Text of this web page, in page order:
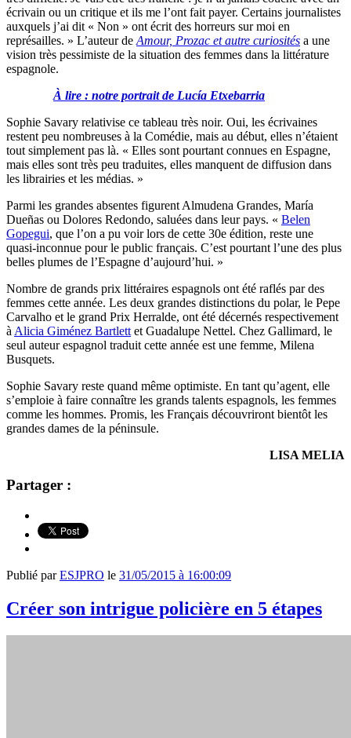
écrivain ou un critique et ils me l’ont fait payer. Certains journalistes
auxquels j’ai dit « Non » ont écrit des horreurs sur moi en
représailles. » L’auteur de Amour, Prozac et autre curiosités a une
vision très pessimiste de la situation des femmes dans la littérature
espagnole.
À lire : notre portrait de Lucía Etxebarria
Sophie Savary relativise ce tableau très noir. Oui, les écrivaines
restent peu nombreuses à la Comédie, mais au début, elles n’étaient
tout simplement pas là. « Elles sont pourtant connues en Espagne,
mais elles sont très peu traduites, elles manquent de diffusion dans
les librairies et les médias. »
Parmi les grandes absentes figurent Almudena Grandes, María
Dueñas ou Dolores Redondo, saluées dans leur pays. « Belen
Gopegui, que l’on a pu voir lors de cette 30e édition, reste une
quasi-inconnue pour le public français. C’est pourtant l’une des plus
belles plumes de l’Espagne d’aujourd’hui. »
Nombre de grands prix littéraires espagnols ont été raflés par des
femmes cette année. Les deux grandes distinctions du polar, le Pepe
Carvalho et le grand Prix Herralde, ont été décernés respectivement
à Alicia Giménez Bartlett et Guadalupe Nettel. Chez Gallimard, le
seul auteur espagnol traduit cette année est une femme, Milena
Busquets.
Sophie Savary reste quand même optimiste. En tant qu’agent, elle
s’emploie à faire connaître les grands talents espagnols, les femmes
comme les hommes. Promis, les Français découvriront bientôt les
grandes dames de la péninsule.
LISA MELIA
Partager :
Publié parESJPRO le 31/05/2015 à 16:00:09
Créer son intrigue policière en 5 étapes